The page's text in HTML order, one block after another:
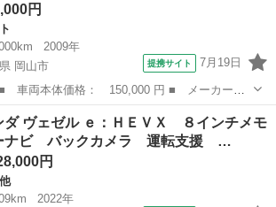
円
2009年
岡山市
提携サイト 7月19日
： ゼストスパーク ■ グレード名： Ｗ
フルセグ ＣＤ・ＤＶＤ再生 ＥＴＣ オー
ゼスト
ダ ヴェゼル ｅ：ＨＥＶＸ ８インチメモ
ナビ バックカメラ 運転支援 …
円
2022年